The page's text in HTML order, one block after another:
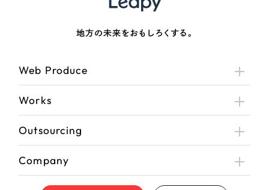
地方の未来をおもしろくする。
Web Produce
Works
Outsourcing
Company